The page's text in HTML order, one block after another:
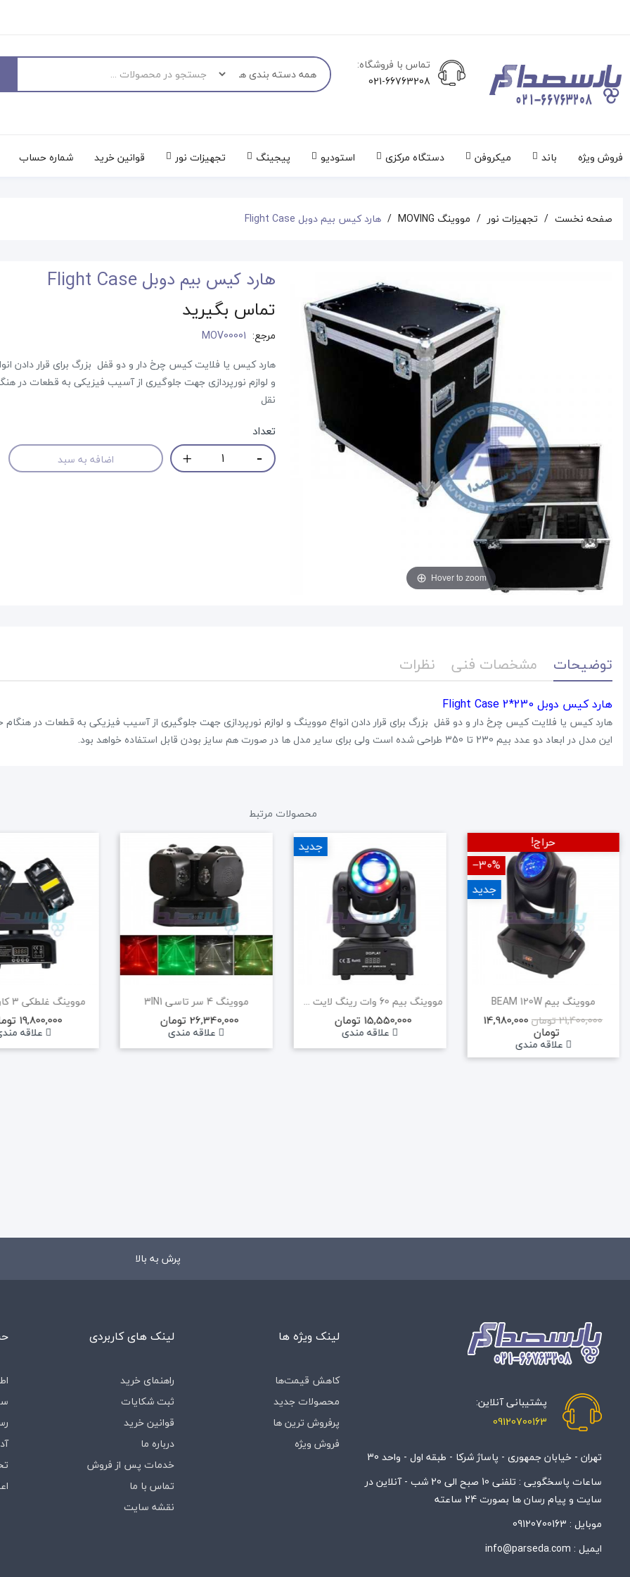
تماس با فروشگاه:
021-66763208
فروش ویژه باند میکروفن دستگاه مرکزی استودیو پیجینگ تجهیزات نور قوانین خرید شماره حساب
صفحه نخست تجهیزات نور مووینگ MOVING هارد کیس بیم دوبل Flight Case
Hover to zoom
هارد کیس بیم دوبل Flight Case
تماس بگیرید
مرجع: MOV00001
هارد کیس یا فلایت کیس چرخ دار و دو قفل بزرگ برای قرار دادن
و لوازم نورپردازی جهت جلوگیری از آسیب فیزیکی به قطعات در
نقل
تعداد
اضافه به سبد
توضیحات مشخصات فنی نظرات
هارد کیس دوبل Flight Case 2*230
هارد کیس یا فلایت کیس چرخ دار و دو قفل بزرگ برای قرار دادن انواع مووینگ و لوازم نورپردازی جهت جلوگیری از آسیب فیزیکی به قطعات در
این مدل در ابعاد دو عدد بیم 230 تا 350 طراحی شده است ولی برای سایر مدل ها در صورت هم سایز بودن قابل استفاده خواهد بود.
محصولات مرتبط
مووینگ بیم BEAM 120W
21,400,000 تومان
14,980,000
تومان
علاقه مندی
حراج!
‎−30%
جدید
مووینگ بیم 60 وات رینگ لایت جدید
15,550,000 تومان
علاقه مندی
جدید
مووینگ 4 سر تاسی 3IN1
26,340,000 تومان
علاقه مندی
مووینگ غلطکی 3 کاره GECKO
19,800,000 تومان
علاقه
حراج!
پرش به بالا
پشتیبانی آنلاین:
09120700163
تهران - خیابان جمهوری - پاساژ شرکا - طبقه اول - واحد 30
ساعات پاسخگویی : تلفنی 10 صبح الی 20 شب - آنلاین در
سایت و پیام رسان ها بصورت 24 ساعته
موبایل : 09120700163
ایمیل : info@parseda.com
لینک ویژه ها
کاهش قیمت‌ها
محصولات جدید
پرفروش ترین ها
فروش ویژه
لینک های کاربردی
راهنمای خرید
ثبت شکایات
قوانین خرید
درباره‌ ما
خدمات پس از فروش
تماس با ما
نقشه سایت